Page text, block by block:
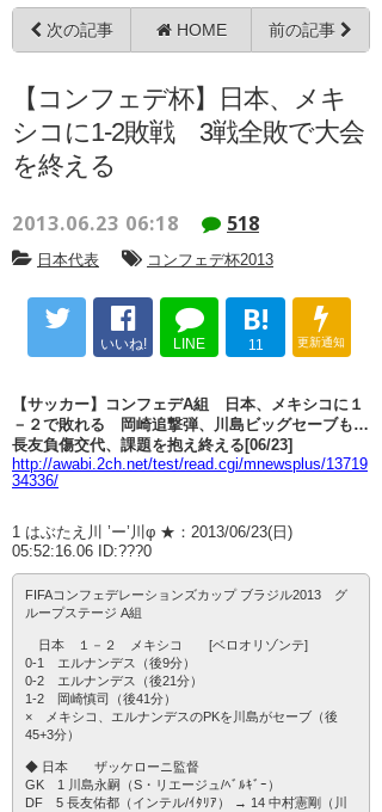
次の記事 HOME 前の記事
【コンフェデ杯】日本、メキ
シコに1-2敗戦 3戦全敗で大会
を終える
2013.06.23 06:18 518
日本代表 コンフェデ杯2013
いいね! LINE
B!
11 更新通知
【サッカー】コンフェデA組 日本、メキシコに１
－２で敗れる 岡崎追撃弾、川島ビッグセーブも…
長友負傷交代、課題を抱え終える[06/23]
http://awabi.2ch.net/test/read.cgi/mnewsplus/13719
34336/
1 はぶたえ川 ’ー’川φ ★：2013/06/23(日)
05:52:16.06 ID:???0
FIFAコンフェデレーションズカップ ブラジル2013 グ
ループステージ A組
日本 １－２ メキシコ [ベロオリゾンテ]
0-1 エルナンデス（後9分）
0-2 エルナンデス（後21分）
1-2 岡崎慎司（後41分）
× メキシコ、エルナンデスのPKを川島がセーブ（後
45+3分）
◆ 日本 ザッケローニ監督
GK 1 川島永嗣（S・リエージュ/ﾍﾞﾙｷﾞｰ）
DF 5 長友佑都（インテル/ｲﾀﾘｱ） → 14 中村憲剛（川